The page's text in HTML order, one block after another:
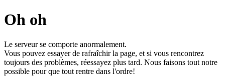
Oh oh
Le serveur se comporte anormalement.
Vous pouvez essayer de rafraîchir la page, et si vous rencontrez
toujours des problèmes, réessayez plus tard. Nous faisons tout notre
possible pour que tout rentre dans l'ordre!